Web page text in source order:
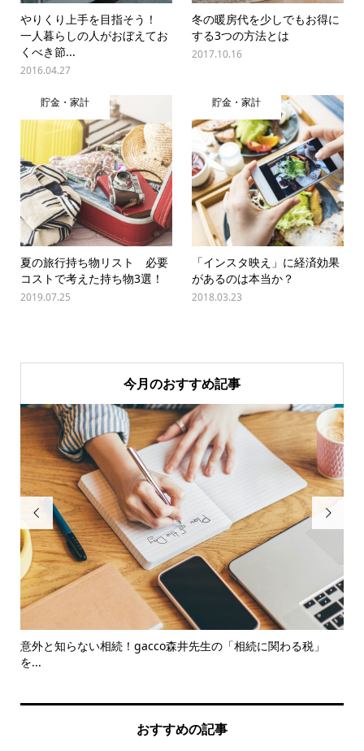
やりくり上手を目指そう！
一人暮らしの人がおぼえてお
くべき節...
2016.04.27
冬の暖房代を少しでもお得に
する3つの方法とは
2017.10.16
貯金・家計
夏の旅行持ち物リスト 必要
コストで考えた持ち物3選！
2019.07.25
貯金・家計
「インスタ映え」に経済効果
があるのは本当か？
2018.03.23
今月のおすすめ記事

意外と知らない相続！gacco森井先生の「相続に関わる税」
を...

おすすめの記事